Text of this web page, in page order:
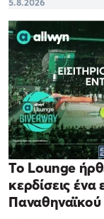
Το Lounge
κερδίσεις ένα